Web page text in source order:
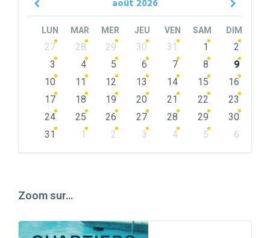
août 2026
Previous
LUN MAR MER JEU VEN SAM DIM
Skip
calendar
27 28 29 30 31 1
2
3
4 5 6 7 8
9
10
11 12 13 14 15
16
17
18 19 20 21 22
23
24
25 26 27 28 29
30
31
1 2 3 4 5
6
Zoom sur…